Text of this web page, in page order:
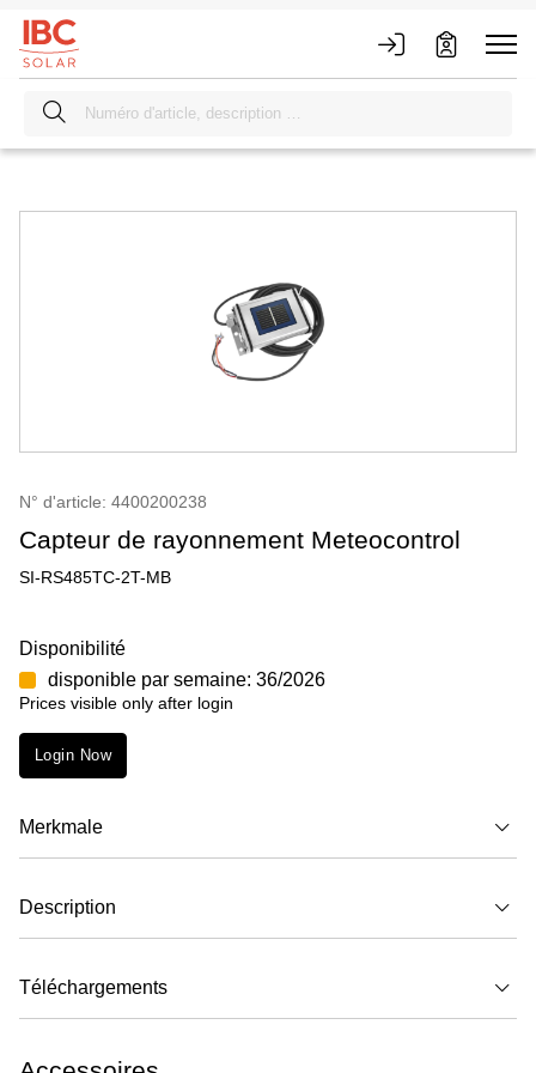
N° d'article: 4400200238
Capteur de rayonnement Meteocontrol
SI-RS485TC-2T-MB
Disponibilité
disponible par semaine: 36/2026
Prices visible only after login
Login Now
Merkmale
Description
Téléchargements